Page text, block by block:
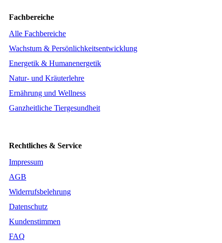
Fachbereiche
Alle Fachbereiche
Wachstum & Persönlichkeitsentwicklung
Energetik & Humanenergetik
Natur- und Kräuterlehre
Ernährung und Wellness
Ganzheitliche Tiergesundheit
Rechtliches & Service
Impressum
AGB
Widerrufsbelehrung
Datenschutz
Kundenstimmen
FAQ